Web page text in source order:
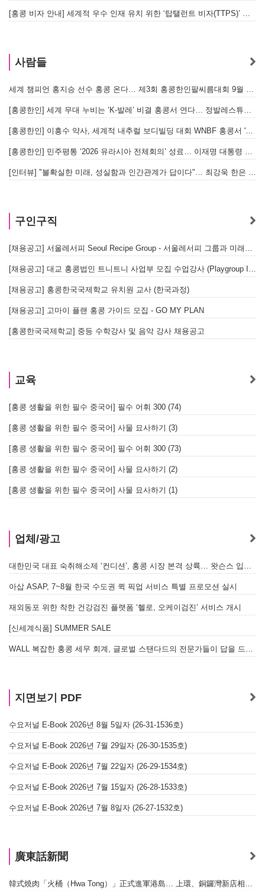
사람들
구인구직
[채용공고] 홍콩한국국제학교 유치원 교사 (한국과정)
[채용공고] 고마이 플랜 홍콩 가이드 모집 - GO MY PLAN
[홍콩한국국제학교] 중등 수학강사 및 음악 강사 채용공고
교육
[홍콩 생활을 위한 필수 중국어] 필수 어휘 300 (74)
[홍콩 생활을 위한 필수 중국어] 사물 묘사하기 (3)
[홍콩 생활을 위한 필수 중국어] 필수 어휘 300 (73)
[홍콩 생활을 위한 필수 중국어] 사물 묘사하기 (2)
[홍콩 생활을 위한 필수 중국어] 사물 묘사하기 (1)
업체/광고
아삽 ASAP, 7~8월 한국 수도권 퀵 픽업 서비스 특별 프로모션 실시
재외동포 위한 착한 건강검진 플랫폼 ‘헬로, 오케이검진’ 서비스 개시
[신세계식품] SUMMER SALE
지면보기 PDF
수요저널 E-Book 2026년 8월 5일자 (26-31-1536호)
수요저널 E-Book 2026년 7월 29일자 (26-30-1535호)
수요저널 E-Book 2026년 7월 22일자 (26-29-1534호)
수요저널 E-Book 2026년 7월 15일자 (26-28-1533호)
수요저널 E-Book 2026년 7월 8일자 (26-27-1532호)
廣東話新聞